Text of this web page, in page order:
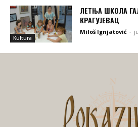
Kultura
ЛЕТЊА ШКОЛА
КРАГУЈЕВАЦ
Miloš Ignjatović -